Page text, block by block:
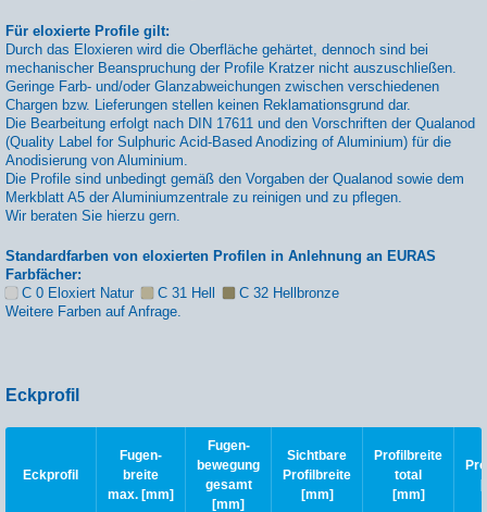
Für eloxierte Profile gilt:
Durch das Eloxieren wird die Oberfläche gehärtet, dennoch sind bei
mechanischer Beanspruchung der Profile Kratzer nicht auszuschließen.
Geringe Farb- und/oder Glanzabweichungen zwischen verschiedenen
Chargen bzw. Lieferungen stellen keinen Reklamationsgrund dar.
Die Bearbeitung erfolgt nach DIN 17611 und den Vorschriften der Qualanod
(Quality Label for Sulphuric Acid-Based Anodizing of Aluminium) für die
Anodisierung von Aluminium.
Die Profile sind unbedingt gemäß den Vorgaben der Qualanod sowie dem
Merkblatt A5 der Aluminiumzentrale zu reinigen und zu pflegen.
Wir beraten Sie hierzu gern.
Standardfarben von eloxierten Profilen in Anlehnung an EURAS
Farbfächer:
C 0 Eloxiert Natur
C 31 Hell
C 32 Hellbronze
Weitere Farben auf Anfrage.
Eckprofil
Eckprofil
Fugen-
breite
max. [mm]
Fugen-
bewegung
gesamt
[mm]
Sichtbare
Profilbreite
[mm]
Profilbreite
total
[mm]